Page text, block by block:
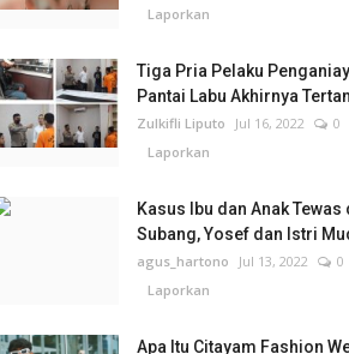
Laporkan
Tiga Pria Pelaku
Pantai Labu Akhirnya
Zulkifli Liputo Jul 16, 2022 0
Laporkan
Kasus Ibu dan Anak Tewas
Subang, Yosef dan Istri
agus_hartono Jul 13, 2022 0
Laporkan
Apa Itu Citayam Fashion